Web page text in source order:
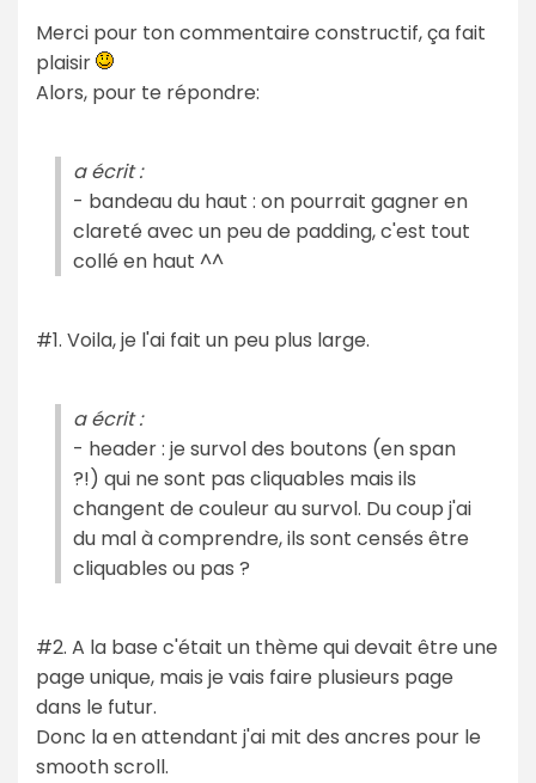
Merci pour ton commentaire constructif, ça fait
plaisir
Alors, pour te répondre:
a écrit :
- bandeau du haut : on pourrait gagner en
clareté avec un peu de padding, c'est tout
collé en haut ^^
#1. Voila, je l'ai fait un peu plus large.
a écrit :
- header : je survol des boutons (en span
?!) qui ne sont pas cliquables mais ils
changent de couleur au survol. Du coup j'ai
du mal à comprendre, ils sont censés être
cliquables ou pas ?
#2. A la base c'était un thème qui devait être une
page unique, mais je vais faire plusieurs page
dans le futur.
Donc la en attendant j'ai mit des ancres pour le
smooth scroll.